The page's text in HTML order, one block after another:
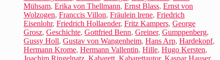
Mühsam, Erika von Thellmann, Ernst Blass, Ernst von
Wolzogen, Franccis Villon, Fräulein lrene, Friedrich
Eisenlohr, Friedrich Hollaender, Fritz Kampers, George
Grosz, Geschichte, Gottfried Benn, Greiner, Gumppenberg,
Gussy Holl, Gustav von Wangenheim, Hans Arp, Hardekopf,
Hermann Krome, Hermann Vallentin, Hille, Hugo Kersten,